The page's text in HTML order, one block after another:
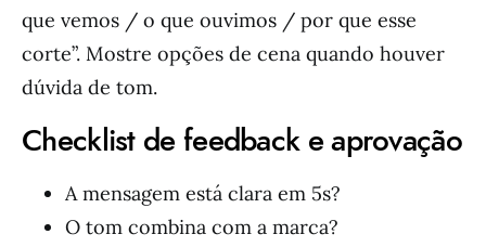
que vemos / o que ouvimos / por que esse
corte”. Mostre opções de cena quando houver
dúvida de tom.
Checklist de feedback e aprovação
A mensagem está clara em 5s?
O tom combina com a marca?